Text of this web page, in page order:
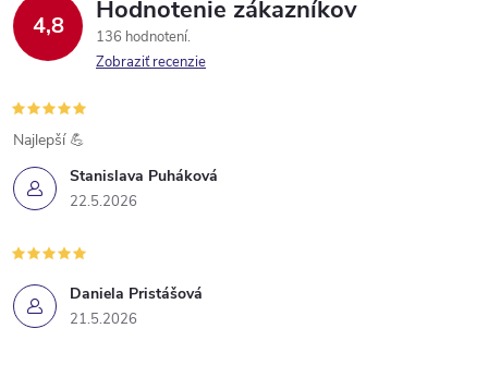
4,8 Hodnotenie zákazníkov
136 hodnotení
Zobraziť recenzie
Stanislava Puháková
22.5.2026
Najlepší 💪
Daniela Pristášová
21.5.2026